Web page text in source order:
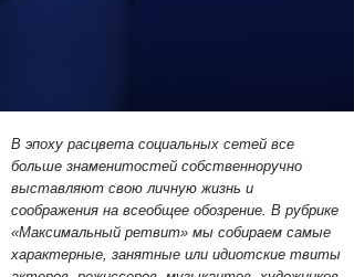
В эпоху расцвета социальных сетей все
больше знаменитостей собственноручно
выставляют свою личную жизнь и
соображения на всеобщее обозрение. В рубрике
«Максимальный ретвит» мы собираем самые
характерные, занятные или идиотские твиты